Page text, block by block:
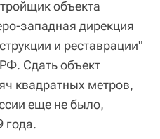
объекта
западная дирекция
и реставрации"
Сдать объект
квадратных метров,
еще не было,
года.